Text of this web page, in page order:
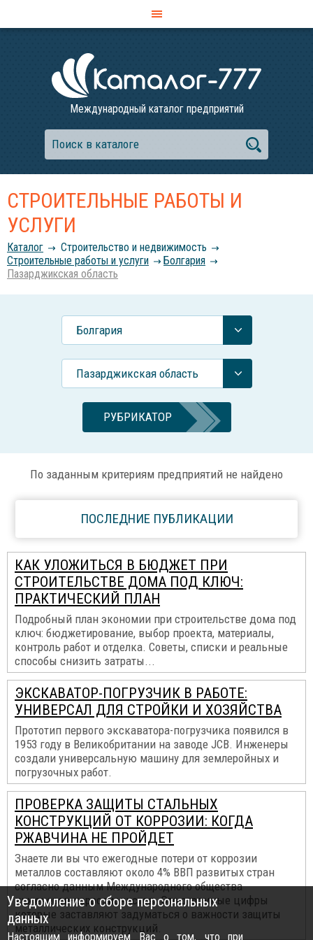
Международный каталог предприятий
СТРОИТЕЛЬНЫЕ РАБОТЫ И
УСЛУГИ
Каталог
Строительство и недвижимость
Строительные работы и услуги
Болгария
Пазарджикская область
Болгария
Пазарджикская область
РУБРИКАТОР
По заданным критериям предприятий не найдено
ПОСЛЕДНИЕ ПУБЛИКАЦИИ
КАК УЛОЖИТЬСЯ В БЮДЖЕТ ПРИ
СТРОИТЕЛЬСТВЕ ДОМА ПОД КЛЮЧ:
ПРАКТИЧЕСКИЙ ПЛАН
Подробный план экономии при строительстве дома под
ключ: бюджетирование, выбор проекта, материалы,
контроль работ и отделка. Советы, списки и реальные
способы снизить затраты...
ЭКСКАВАТОР-ПОГРУЗЧИК В РАБОТЕ:
УНИВЕРСАЛ ДЛЯ СТРОЙКИ И ХОЗЯЙСТВА
Прототип первого экскаватора-погрузчика появился в
1953 году в Великобритании на заводе JCB. Инженеры
создали универсальную машину для землеройных и
погрузочных работ.
ПРОВЕРКА ЗАЩИТЫ СТАЛЬНЫХ
КОНСТРУКЦИЙ ОТ КОРРОЗИИ: КОГДА
РЖАВЧИНА НЕ ПРОЙДЕТ
Знаете ли вы что ежегодные потери от коррозии
металлов составляют около 4% ВВП развитых стран
согласно данным Международного общества
инженеров-коррозионистов. Это огромные цифры
которые заставляют задуматься о важности защиты
металлических конструкций.
Уведомление о сборе персональных
данных
Настоящим информируем Вас о том, что при